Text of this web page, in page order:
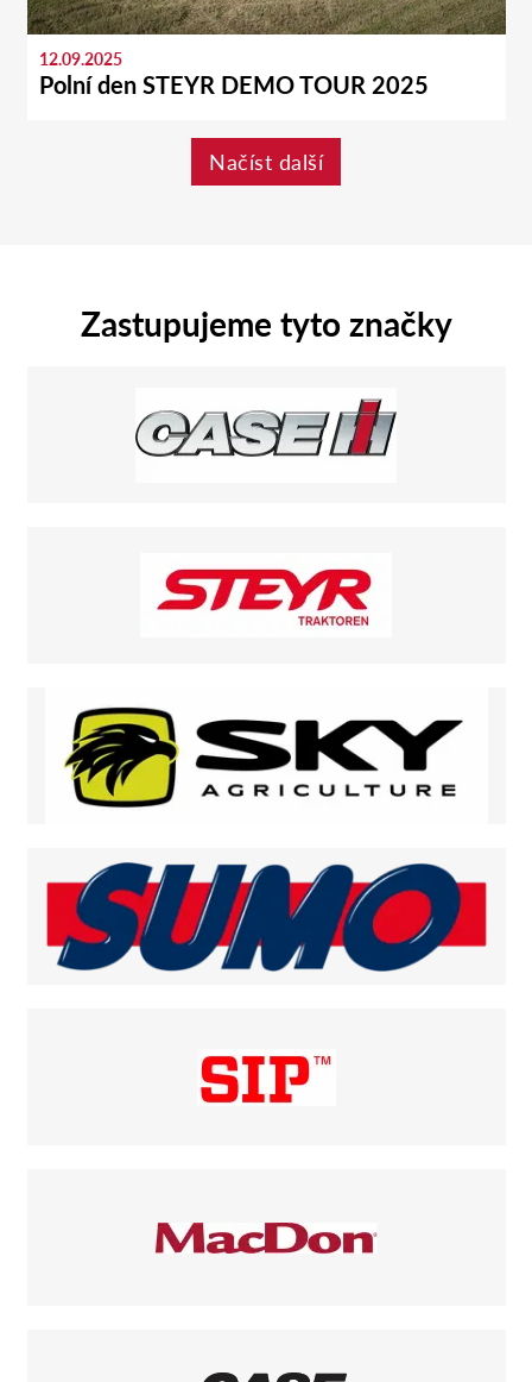
12.09.2025
Polní den STEYR DEMO TOUR 2025
Načíst další
Zastupujeme tyto značky